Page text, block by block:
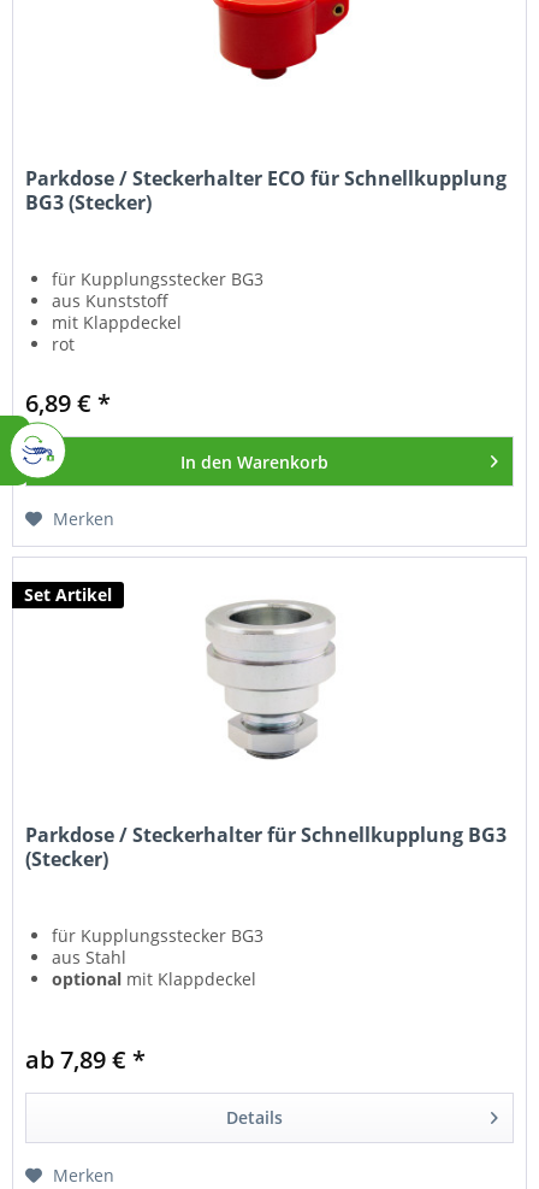
Parkdose / Steckerhalter ECO für Schnellkupplung
BG3 (Stecker)
für Kupplungsstecker BG3
aus Kunststoff
mit Klappdeckel
rot
6,89 € *
In den Warenkorb
Merken
Set Artikel
Parkdose / Steckerhalter für Schnellkupplung BG3
(Stecker)
für Kupplungsstecker BG3
aus Stahl
optional mit Klappdeckel
ab 7,89 € *
Details
Merken